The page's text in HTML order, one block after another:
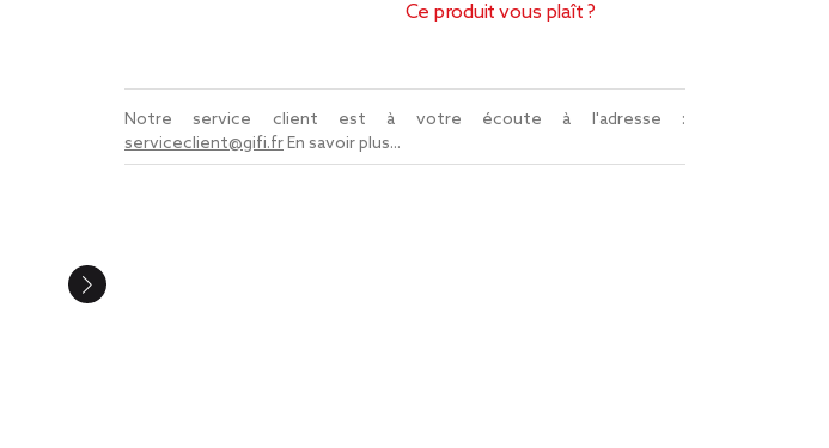
Ce produit vous plaît ?
Notre service client est à votre écoute à l'adresse :
serviceclient@gifi.frEn savoir plus...